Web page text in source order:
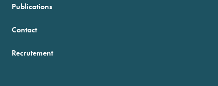
Publications
Contact
Recrutement